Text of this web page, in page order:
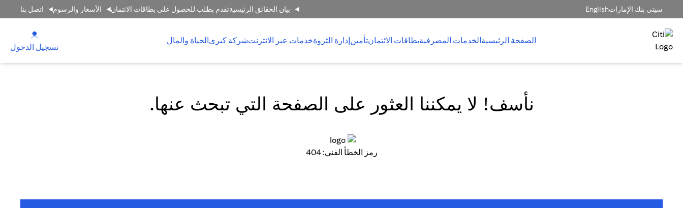
سيتي بنك الإماراتEnglish بيان الحقائق الرئيسيةتقدم بطلب للحصول على بطاقات الائتمان الأسعار والرسوم اتصل بنا
الصفحة الرئيسيةالخدمات المصرفيةبطاقات الائتمانتأمينإدارة الثروةخدمات عبر الانترنتشركة كبرىالحياة والمال
تسجيل الدخول
نأسف! لا يمكننا العثور على الصفحة التي تبحث عنها.
رمز الخطأ الفني: 404